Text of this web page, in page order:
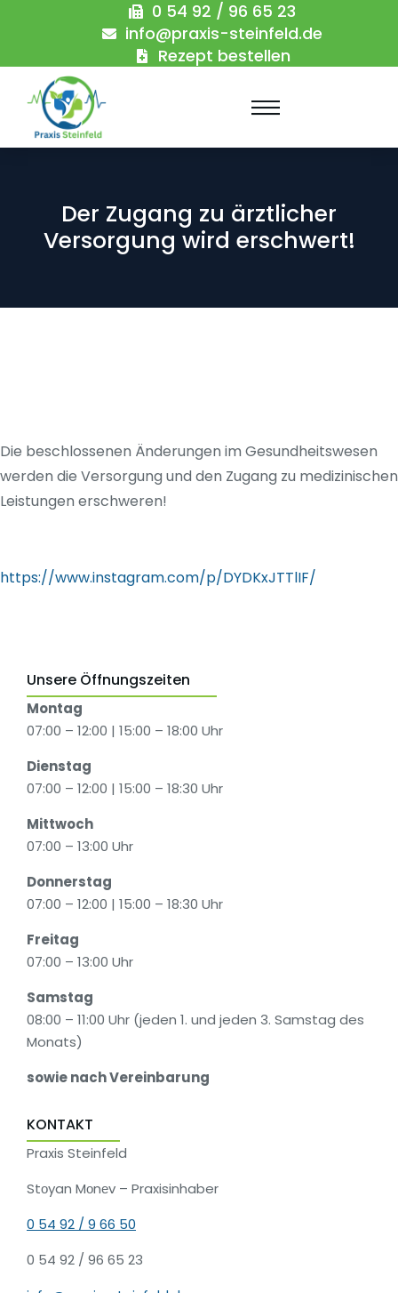
0 54 92 / 96 65 23
info@praxis-steinfeld.de
Rezept bestellen
Der Zugang zu ärztlicher
Versorgung wird erschwert!
Die beschlossenen Änderungen im Gesundheitswesen
werden die Versorgung und den Zugang zu medizinischen
Leistungen erschweren!
https://www.instagram.com/p/DYDKxJTTlIF/
Unsere Öffnungszeiten
Montag
07:00 – 12:00 | 15:00 – 18:00 Uhr
Dienstag
07:00 – 12:00 | 15:00 – 18:30 Uhr
Mittwoch
07:00 – 13:00 Uhr
Donnerstag
07:00 – 12:00 | 15:00 – 18:30 Uhr
Freitag
07:00 – 13:00 Uhr
Samstag
08:00 – 11:00 Uhr (jeden 1. und jeden 3. Samstag des
Monats)
sowie nach Vereinbarung
KONTAKT
Praxis Steinfeld
Stоyan Mоnеv – Praxisinhaber
0 54 92 / 9 66 50
0 54 92 / 96 65 23